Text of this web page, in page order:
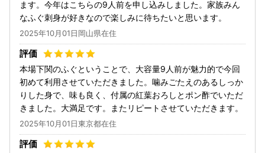
ます。今年はこちらの9人前を申し込みしました。家族みん
なふぐ刺身が好きなので楽しみに待ちたいと思います。
2025年10月01日岡山県在住
本場下関のふぐということで、大容量9人前が魅力的で今回
初めて利用させていただきました。噛みごたえのあるしっか
りした身で、味も良く、付属の紅葉おろしとポン酢でいただ
きました。大満足です。またリピートさせていただきます。
2025年10月01日東京都在住